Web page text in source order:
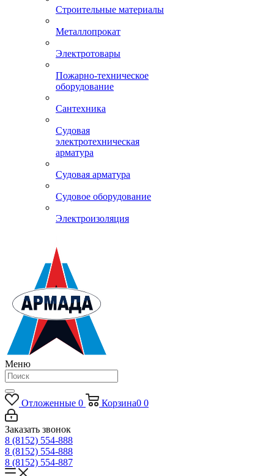
Строительные материалы
Металлопрокат
Электротовары
Пожарно-техническое
оборудование
Сантехника
Судовая
электротехническая
арматура
Судовая арматура
Судовое оборудование
Электроизоляция
Меню
Отложенные 0 Корзина0 0
Заказать звонок
8 (8152) 554-888
8 (8152) 554-888
8 (8152) 554-887